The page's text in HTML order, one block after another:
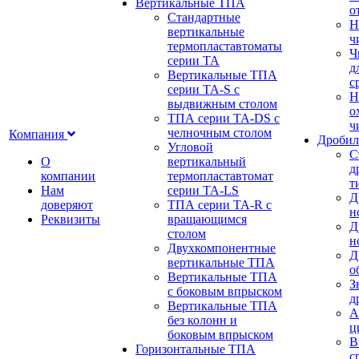
Компания
О
компании
Нам
доверяют
Реквизиты
Вертикальные ТПА
Стандартные
вертикальные
термопластавтоматы
серии ТА
Вертикальные ТПА
серии ТА-S с
выдвижным столом
ТПА серии ТА-DS с
челночным столом
Угловой
вертикальный
термопластавтомат
серии ТА-LS
ТПА серии ТА-R с
вращающимся
столом
Двухкомпонентные
вертикальные ТПА
Вертикальные ТПА
с боковым впрыском
Вертикальные ТПА
без колонн и
боковым впрыском
Горизонтальные ТПА